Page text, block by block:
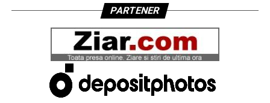
PARTENER